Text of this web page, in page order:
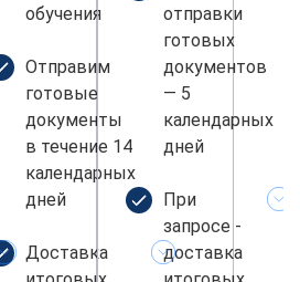
обучения
Отправим
готовые
документы
в течение 14
календарных
дней
Доставка
отправки
готовых
документов
— 5
календарных
дней
При
запросе -
доставка